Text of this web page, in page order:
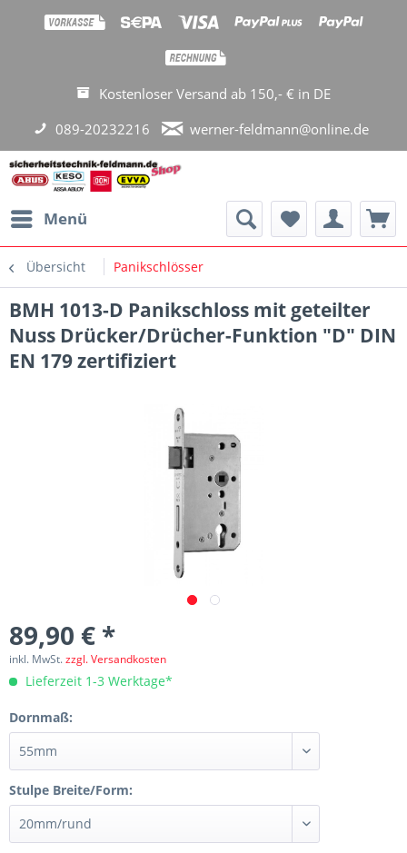
Kostenloser Versand ab 150,- € in DE
089-20232216
werner-feldmann@online.de
Menü
Übersicht Panikschlösser
BMH 1013-D Panikschloss mit geteilter
Nuss Drücker/Drücher-Funktion "D" DIN
EN 179 zertifiziert
89,90 € *
inkl. MwSt.zzgl. Versandkosten
Lieferzeit 1-3 Werktage*
Dornmaß:
Stulpe Breite/Form: